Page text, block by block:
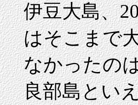
伊豆大島、
はそこまで
なかったの
良部島とい